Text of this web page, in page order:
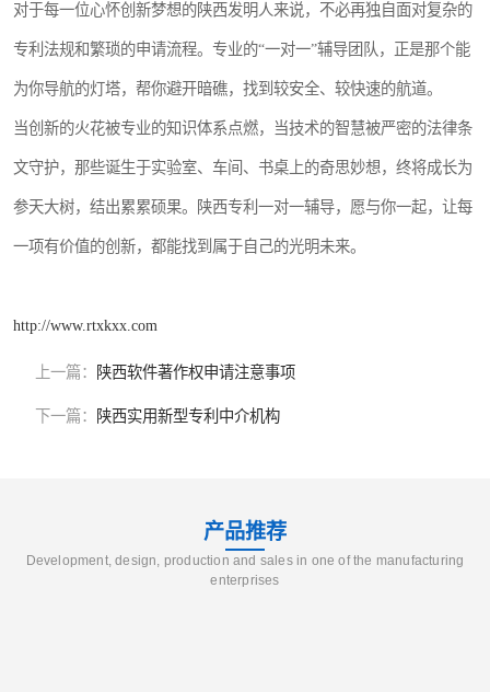
对于每一位心怀创新梦想的陕西发明人来说，不必再独自面对复杂的
专利法规和繁琐的申请流程。专业的“一对一”辅导团队，正是那个能
为你导航的灯塔，帮你避开暗礁，找到较安全、较快速的航道。
当创新的火花被专业的知识体系点燃，当技术的智慧被严密的法律条
文守护，那些诞生于实验室、车间、书桌上的奇思妙想，终将成长为
参天大树，结出累累硕果。陕西专利一对一辅导，愿与你一起，让每
一项有价值的创新，都能找到属于自己的光明未来。
http://www.rtxkxx.com
上一篇： 陕西软件著作权申请注意事项
下一篇： 陕西实用新型专利中介机构
产品推荐
Development, design, production and sales in one of the manufacturing
enterprises